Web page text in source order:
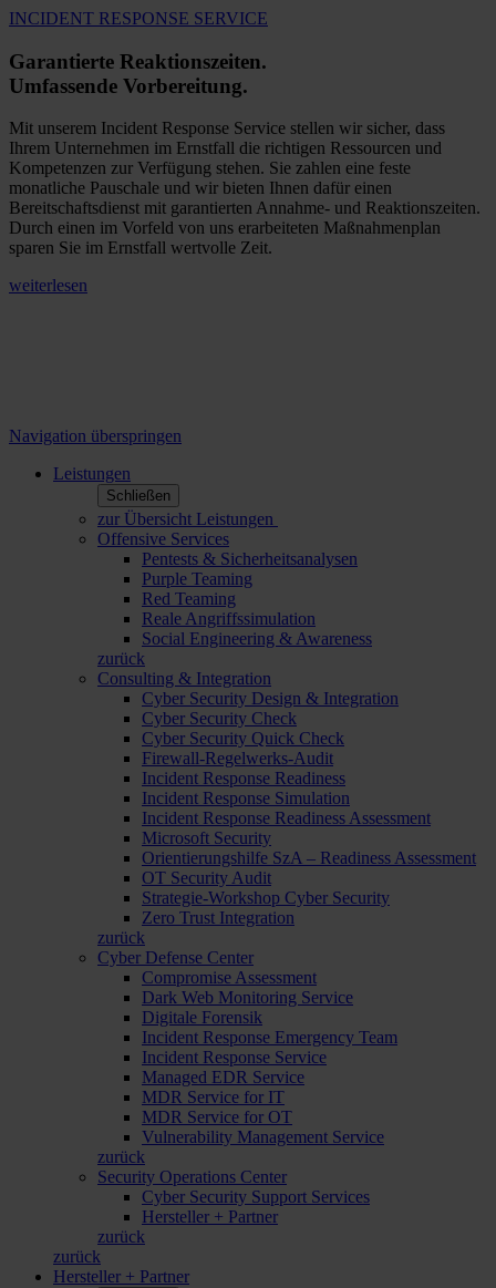
INCIDENT RESPONSE SERVICE
Garantierte Reaktionszeiten.
Umfassende Vorbereitung.
Mit unserem Incident Response Service stellen wir sicher, dass
Ihrem Unternehmen im Ernstfall die richtigen Ressourcen und
Kompetenzen zur Verfügung stehen. Sie zahlen eine feste
monatliche Pauschale und wir bieten Ihnen dafür einen
Bereitschaftsdienst mit garantierten Annahme- und Reaktionszeiten.
Durch einen im Vorfeld von uns erarbeiteten Maßnahmenplan
sparen Sie im Ernstfall wertvolle Zeit.
weiterlesen
Navigation überspringen
Leistungen
Schließen
zur Übersicht Leistungen
Offensive Services
Pentests & Sicherheitsanalysen
Purple Teaming
Red Teaming
Reale Angriffssimulation
Social Engineering & Awareness
zurück
Consulting & Integration
Cyber Security Design & Integration
Cyber Security Check
Cyber Security Quick Check
Firewall-Regelwerks-Audit
Incident Response Readiness
Incident Response Simulation
Incident Response Readiness Assessment
Microsoft Security
Orientierungshilfe SzA – Readiness Assessment
OT Security Audit
Strategie-Workshop Cyber Security
Zero Trust Integration
zurück
Cyber Defense Center
Compromise Assessment
Dark Web Monitoring Service
Digitale Forensik
Incident Response Emergency Team
Incident Response Service
Managed EDR Service
MDR Service for IT
MDR Service for OT
Vulnerability Management Service
zurück
Security Operations Center
Cyber Security Support Services
Hersteller + Partner
zurück
zurück
Hersteller + Partner